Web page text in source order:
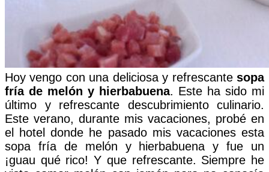
Hoy vengo con una deliciosa y refrescante sopa
fría de melón y hierbabuena. Este ha sido mi
último y refrescante descubrimiento culinario.
Este verano, durante mis vacaciones, probé en
el hotel donde he pasado mis vacaciones esta
sopa fría de melón y hierbabuena y fue un
¡guau qué rico! Y que refrescante. Siempre he